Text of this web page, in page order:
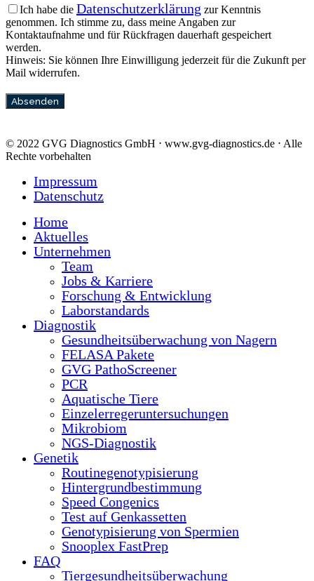
Ich habe die Datenschutzerklärung zur Kenntnis
genommen. Ich stimme zu, dass meine Angaben zur
Kontaktaufnahme und für Rückfragen dauerhaft gespeichert
werden.
Hinweis: Sie können Ihre Einwilligung jederzeit für die Zukunft per
Mail widerrufen.
Absenden
© 2022 GVG Diagnostics GmbH ⋅ www.gvg-diagnostics.de ⋅ Alle
Rechte vorbehalten
Impressum
Datenschutz
Home
Aktuelles
Unternehmen
Team
Jobs & Karriere
Forschung & Entwicklung
Laborstandards
Diagnostik
Gesundheitsüberwachung von Nagern
FELASA Pakete
GVG PathoScreener
PCR
Aquatische Tiere
Einzelerregeruntersuchungen
Mikrobiom
NGS-Diagnostik
Genetik
Routinegenotypisierung
Hintergrundbestimmung
Speed Congenics
Test auf Genkassetten
Genotypisierung von Spermien
Snooplex FastPrep
FAQ
Tiergesundheitsüberwachung